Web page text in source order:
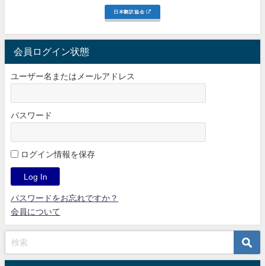
日本翻訳協会
会員ログイン状態
ユーザー名またはメールアドレス
パスワード
ログイン情報を保存
パスワードをお忘れですか？
会員について